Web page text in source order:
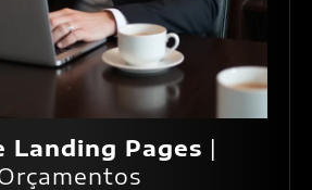
Landing Pages |